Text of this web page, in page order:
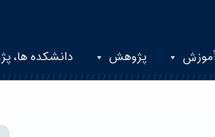
پژوهش دانشکده ها،